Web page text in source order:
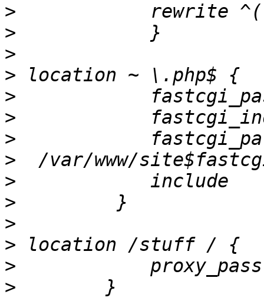
>
>
>
>
>
>
>
>
>
>
>
>
>
>